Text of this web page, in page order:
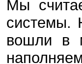
Мы
системы.
вошли в